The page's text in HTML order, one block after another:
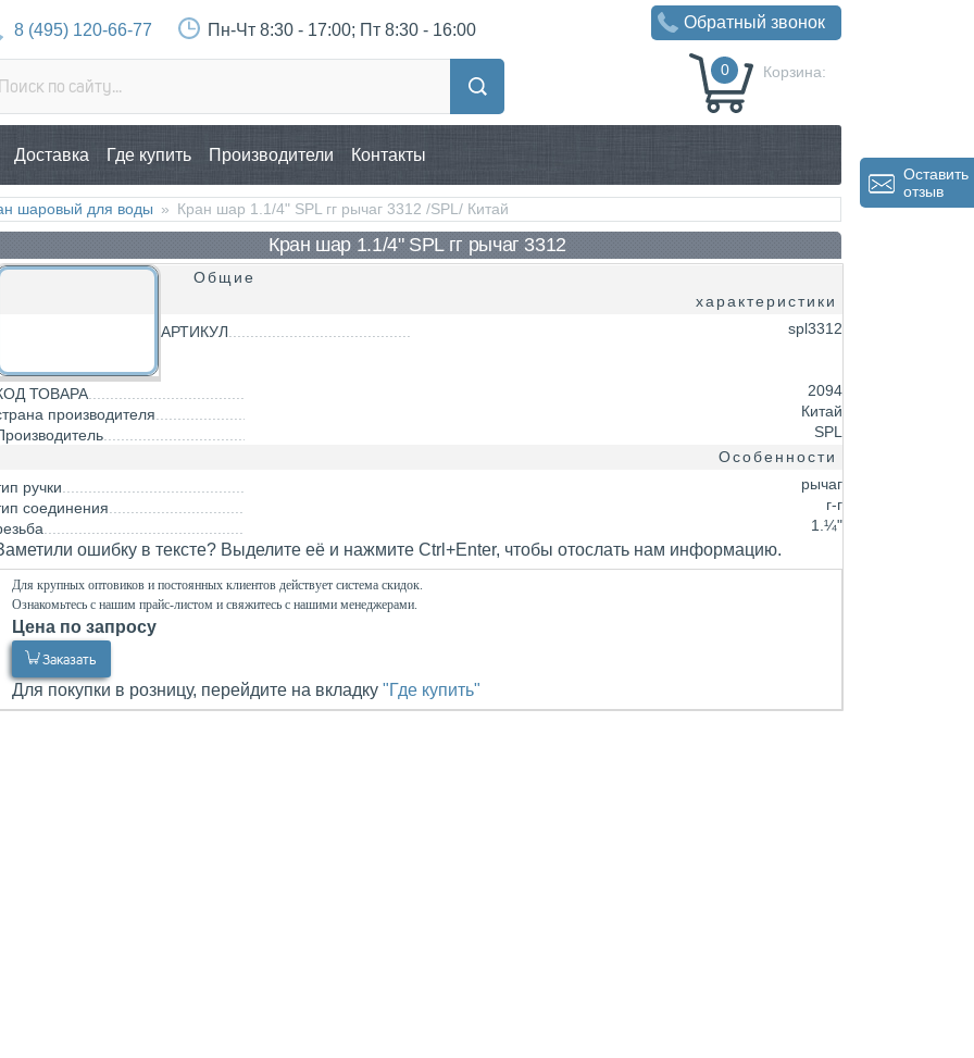
Корзина:
0
8 (495) 120-66-77 Пн-Чт 8:30 - 17:00; Пт 8:30 - 16:00 Обратный звонок
Доставка Где купить Производители Контакты
шаровый для воды » Кран шар 1.1/4" SPL гг рычаг 3312 /SPL/ Китай
Кран шар 1.1/4" SPL гг рычаг 3312
Общие
характеристики
АРТИКУЛ
spl3312
ТОВАРА
2094
производителя
Китай
SPL
Особенности
ручки
рычаг
соединения
г-г
1.¼"
ошибку в тексте? Выделите её и нажмите Ctrl+Enter, чтобы отослать нам информацию.
Для крупных оптовиков и постоянных клиентов действует система скидок.
Ознакомьтесь с нашим прайс-листом и свяжитесь с нашими менеджерами.
Цена по запросу
Заказать
Для покупки в розницу, перейдите на вкладку "Где купить"
Оставить
отзыв